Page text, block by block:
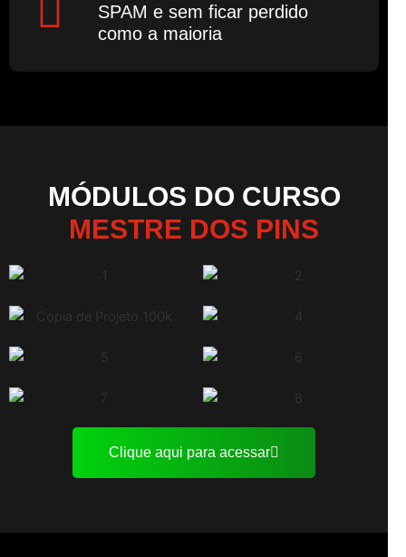
SPAM e sem ficar perdido
como a maioria
MÓDULOS DO CURSO
MESTRE DOS PINS
Clique aqui para acessar